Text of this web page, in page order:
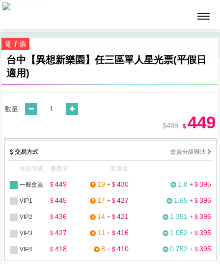
墨攻網路科技
電子票
台中【異想新樂園】任三區單人星光票(平假日
適用)
數量
$499 $ 449
交易方式 會員分級辦法
會員等級 優惠價 點加金
一般會員 $ 449 19 + $ 430 1.8 + $ 395
VIP1 $ 445 17 + $ 427 1.65 + $ 395
VIP2 $ 436 14 + $ 421 1.351 + $ 395
VIP3 $ 427 11 + $ 416 1.052 + $ 395
VIP4 $ 418 8 + $ 410 0.752 + $ 395